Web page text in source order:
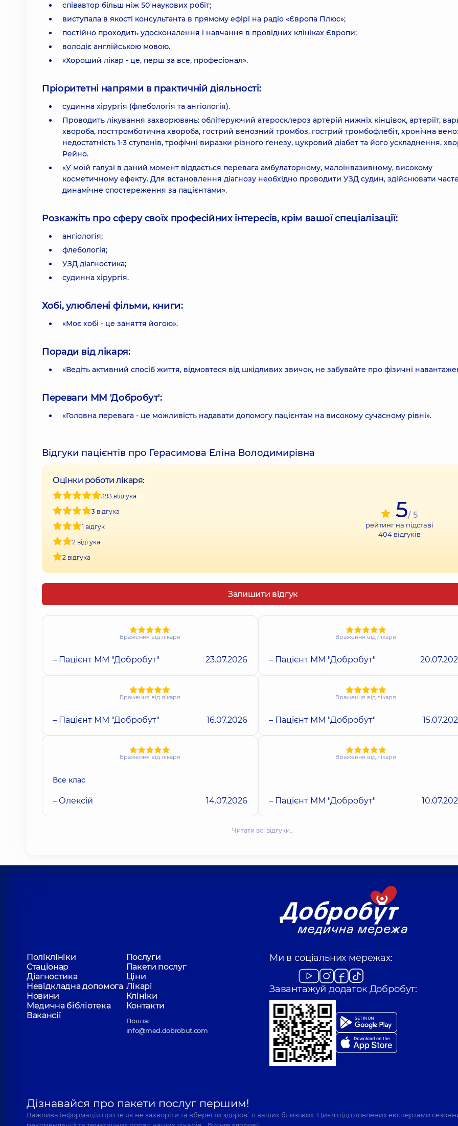
співавтор більш ніж 50 наукових робіт;
виступала в якості консультанта в прямому ефірі на радіо «Європа Плюс»;
постійно проходить удосконалення і навчання в провідних клініках Європи;
володіє англійською мовою.
«Хороший лікар - це, перш за все, професіонал».
Пріоритетні напрями в практичній діяльності:
судинна хірургія (флебологія та ангіологія).
Проводить лікування захворювань: облітеруючий атеросклероз артерій нижніх кінцівок, артеріїт,
хвороба, посттромботична хвороба, гострий венозний тромбоз, гострий тромбофлебіт, хронічна
недостатність 1-3 ступенів, трофічні виразки різного ґенезу, цукровий діабет та його ускладнення,
Рейно.
«У моїй галузі в даний момент віддається перевага амбулаторному, малоінвазивному, високому
косметичному ефекту. Для встановлення діагнозу необхідно проводити УЗД судин, здійснювати
динамічне спостереження за пацієнтами».
Розкажіть про сферу своїх професійних інтересів, крім вашої спеціалізації:
ангіологія;
флебологія;
УЗД діагностика;
судинна хірургія.
Хобі, улюблені фільми, книги:
«Моє хобі - це заняття йогою».
Поради від лікаря:
«Ведіть активний спосіб життя, відмовтеся від шкідливих звичок, не забувайте про фізичні
Переваги ММ 'Добробут':
«Головна перевага - це можливість надавати допомогу пацієнтам на високому сучасному рівні».
Відгуки пацієнтів про Герасимова Еліна Володимирівна
Оцінки роботи лікаря:
393 відгука
3 відгука
1 відгук
2 відгука
2 відгука
5/ 5
рейтинг на підставі
404відгуків
Залишити відгук
Враження від лікаря
– Пацієнт ММ "Добробут" 23.07.2026
Враження від лікаря
– Пацієнт ММ "Добробут"
Враження від лікаря
– Пацієнт ММ "Добробут" 16.07.2026
Враження від лікаря
– Пацієнт ММ "Добробут"
Враження від лікаря
Все клас
– Олексій 14.07.2026
Враження від лікаря
– Пацієнт ММ "Добробут"
Читати всі відгуки…
Поліклініки
Послуги
Стаціонар
Пакети послуг
Діагностика
Ціни
Невідкладна допомога Лікарі
Новини
Клініки
Медична бібліотека
Контакти
Вакансії
Пошта:
info@med.dobrobut.com
Ми в соціальних мережах:
Завантажуй додаток Добробут:
Дізнавайся про пакети послуг першим!
Важлива інформація про те як не захворіти та вберегти здоров`я ваших близьких. Цикл підготовлених експертами